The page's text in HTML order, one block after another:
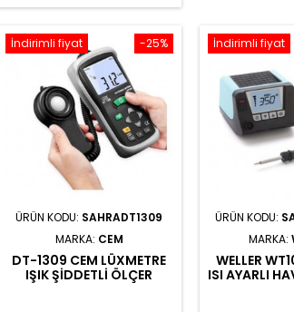
-25%
İndirimli fiyat
ÜRÜN KODU: SAHRADT1309
MARKA: CEM
DT-1309 CEM LÜXMETRE
IŞIK ŞIDDETLI ÖLÇER
İndirimli fiyat
ÜRÜN KODU:
MARKA:
WELLER
ISI AYARLI